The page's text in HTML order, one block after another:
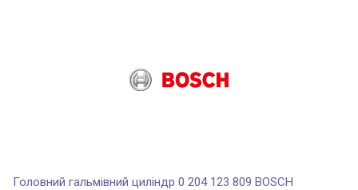
Головний гальмівний циліндр 0 204 123 809 BOSCH